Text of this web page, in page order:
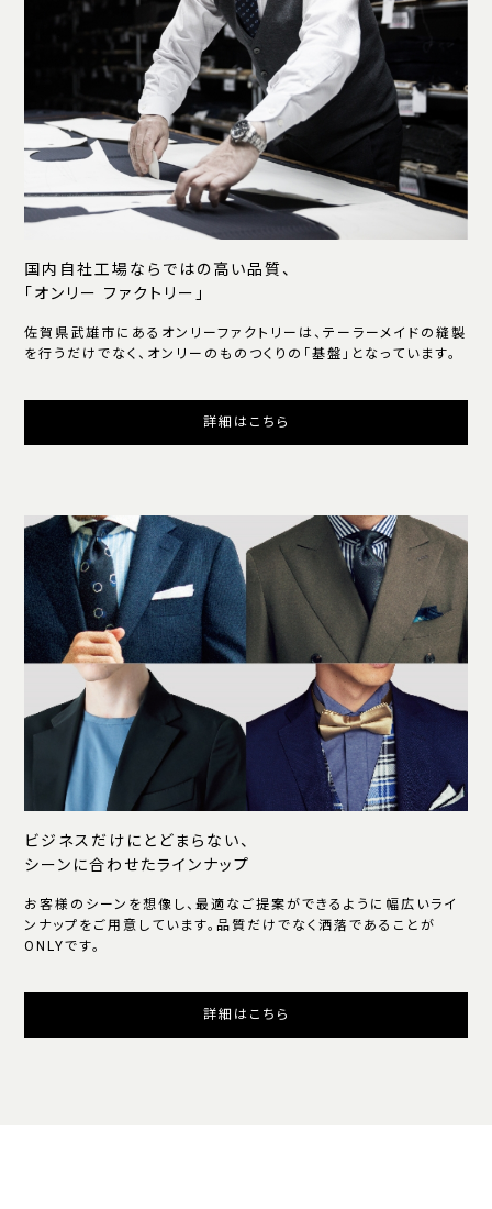
国内自社工場ならではの高い品質、
「オンリー ファクトリー」
佐賀県武雄市にあるオンリーファクトリーは、テーラーメイドの縫製
を行うだけでなく、オンリーのものつくりの「基盤」となっています。
詳細はこちら
ビジネスだけにとどまらない、
シーンに合わせたラインナップ
お客様のシーンを想像し、最適なご提案ができるように幅広いライ
ンナップをご用意しています。品質だけでなく洒落であることが
ONLYです。
詳細はこちら